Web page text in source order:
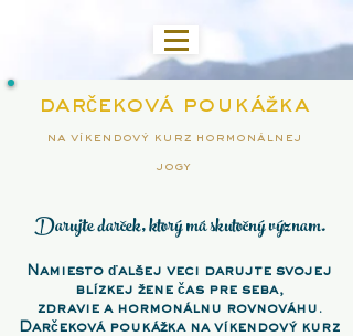
darčeková poukážka
na víkendový kurz hormonálnej
jogy
Darujte darček, ktorý má skutočný význam.
Namiesto ďalšej veci darujte svojej
blízkej žene čas pre seba,
zdravie a hormonálnu rovnováhu.
Darčeková poukážka na víkendový kurz